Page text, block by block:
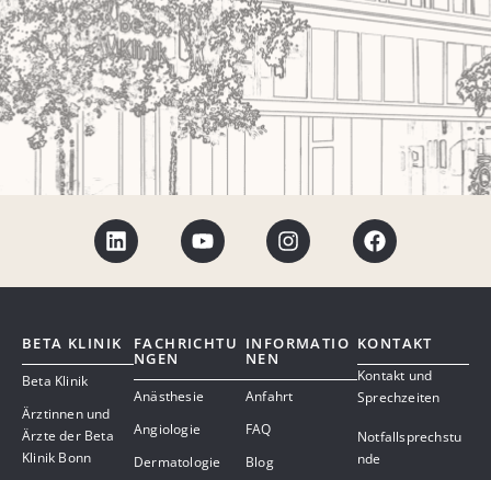
BETA KLINIK
Beta Klinik
Ärztinnen und
Ärzte der Beta
Klinik Bonn
FACHRICHTU
NGEN
Anästhesie
Angiologie
Dermatologie
INFORMATIO
NEN
Anfahrt
FAQ
Blog
KONTAKT
Kontakt und
Sprechzeiten
Notfallsprechstu
nde